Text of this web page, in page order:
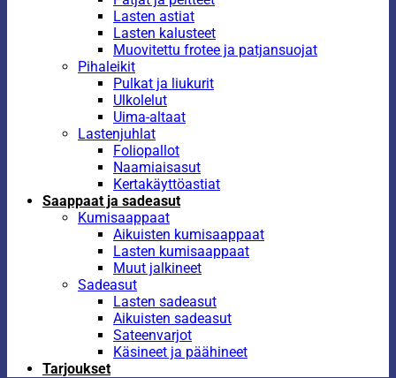
Lasten astiat
Lasten kalusteet
Muovitettu frotee ja patjansuojat
Pihaleikit
Pulkat ja liukurit
Ulkolelut
Uima-altaat
Lastenjuhlat
Foliopallot
Naamiaisasut
Kertakäyttöastiat
Saappaat ja sadeasut
Kumisaappaat
Aikuisten kumisaappaat
Lasten kumisaappaat
Muut jalkineet
Sadeasut
Lasten sadeasut
Aikuisten sadeasut
Sateenvarjot
Käsineet ja päähineet
Tarjoukset